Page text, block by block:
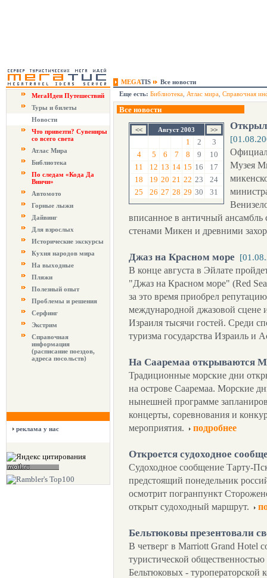
MEGATIS
Все новости
МегаИдеи Путешествий
Туры и билеты
Новости
Что привезти? Сувениры
со всего света
Атлас Мира
Библиотека
По следам «Кода Да
Винчи»
Автомото
Горные лыжи
Дайвинг
Для взрослых
Исторические экскурсы
Кухня народов мира
На выходные
Пляжи
Полезный опыт
Проблемы и решения
Серфинг
Экстрим
Справочная
информация
(расписание поездов,
адреса посольств)
реклама у нас
Еще есть: Библиотека Атлас мира Справочная
Все новости
Август 2003
1 2
3
4
5 6 7 8 9
10
11
12 13 14 15 16
17
18
19 20 21 22 23
24
25
26 27 28 29 30 31
Музея
вписанное в античный
стенами Микен и древними
Джаз на Красном море
В конце августа в Эйлате
"Джаз на Красном море" (Red
за это время приобрел
международной джазовой сцене
Израиля тысячи гостей. Среди
туризма государства Израиль и
На Сааремаа открываются
Традиционные морские дни
на острове Сааремаа. Морские
нынешней программе
концерты, соревнования и
мероприятия.
подробнее
Откроется судоходное
Судоходное сообщение Тарту-
предстоящий понедельник
осмотрит погранпункт
открыт судоходный маршрут.
Бельтюковы презентовали
В четверг в Marriott Grand Hotel
туристической
Бельтюковых -